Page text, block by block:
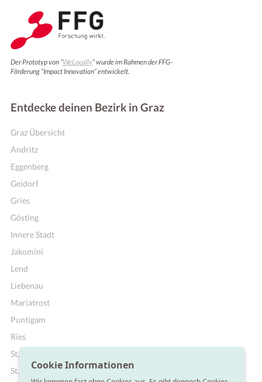
Der Prototyp von “WeLocally” wurde im Rahmen der FFG-
Förderung “Impact Innovation” entwickelt.
Entdecke deinen Bezirk in Graz
Graz Übersicht
Andritz
Eggenberg
Geidorf
Gries
Gösting
Innere Stadt
Jakomini
Lend
Liebenau
Mariatrost
Puntigam
Ries
St. Leonhard
St. PeterCookie Informationen